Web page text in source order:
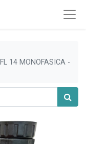
14 MONOFASICA -